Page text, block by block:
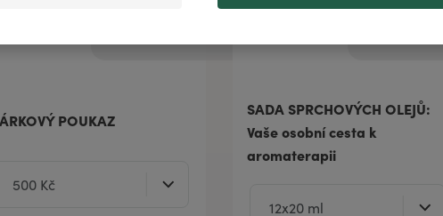
POUKAZ
SADA SPRCHOVÝCH OLEJŮ:
Vaše osobní cesta k
aromaterapii